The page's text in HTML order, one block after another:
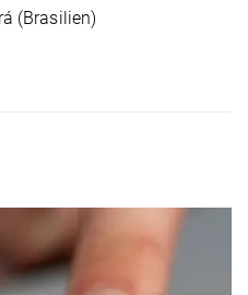
(Brasilien)